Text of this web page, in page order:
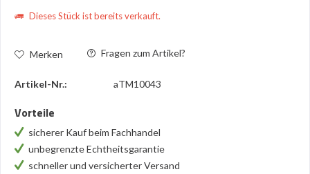
Dieses Stück ist bereits verkauft.
Merken Fragen zum Artikel?
Artikel-Nr.: aTM10043
Vorteile
sicherer Kauf beim Fachhandel
unbegrenzte Echtheitsgarantie
schneller und versicherter Versand